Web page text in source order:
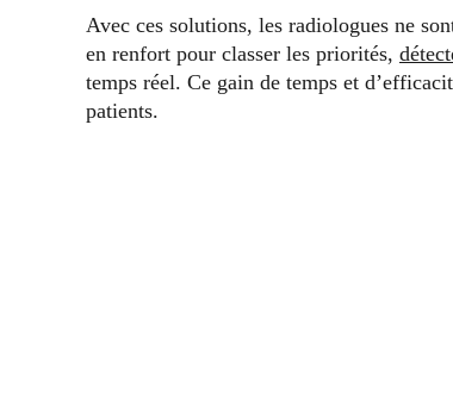
Avec ces solutions, les radiologues ne
en renfort pour classer les priorités,
temps réel. Ce gain de temps et
patients.